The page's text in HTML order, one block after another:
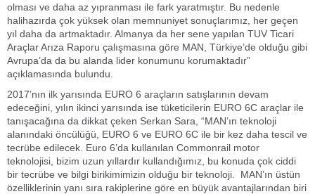
olması ve daha az yıpranması ile fark yaratmıştır. Bu nedenle
halihazırda çok yüksek olan memnuniyet sonuçlarımız, her geçen
yıl daha da artmaktadır. Almanya da her sene yapılan TUV Ticari
Araçlar Arıza Raporu çalışmasına göre MAN, Türkiye’de olduğu gibi
Avrupa’da da bu alanda lider konumunu korumaktadır”
açıklamasında bulundu.
2017’nın ilk yarısında EURO 6 araçların satışlarının devam
edeceğini, yılın ikinci yarısında ise tüketicilerin EURO 6C araçlar ile
tanışacağına da dikkat çeken Serkan Sara, “MAN’ın teknoloji
alanındaki öncülüğü, EURO 6 ve EURO 6C ile bir kez daha tescil ve
tecrübe edilecek. Euro 6’da kullanılan Commonrail motor
teknolojisi, bizim uzun yıllardır kullandığımız, bu konuda çok ciddi
bir tecrübe ve bilgi birikimimizin olduğu bir teknoloji. MAN’ın üstün
özelliklerinin yanı sıra rakiplerine göre en büyük avantajlarından biri